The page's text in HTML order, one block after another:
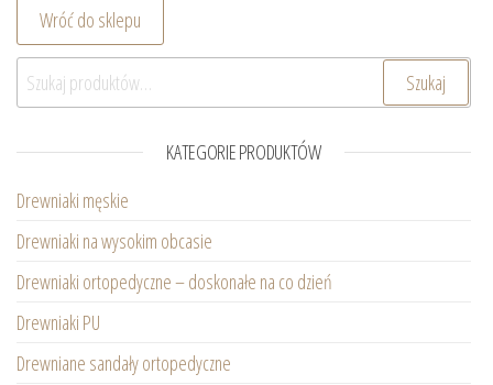
Wróć do sklepu
Szukaj:
Szukaj
KATEGORIE PRODUKTÓW
Drewniaki męskie
Drewniaki na wysokim obcasie
Drewniaki ortopedyczne – doskonałe na co dzień
Drewniaki PU
Drewniane sandały ortopedyczne